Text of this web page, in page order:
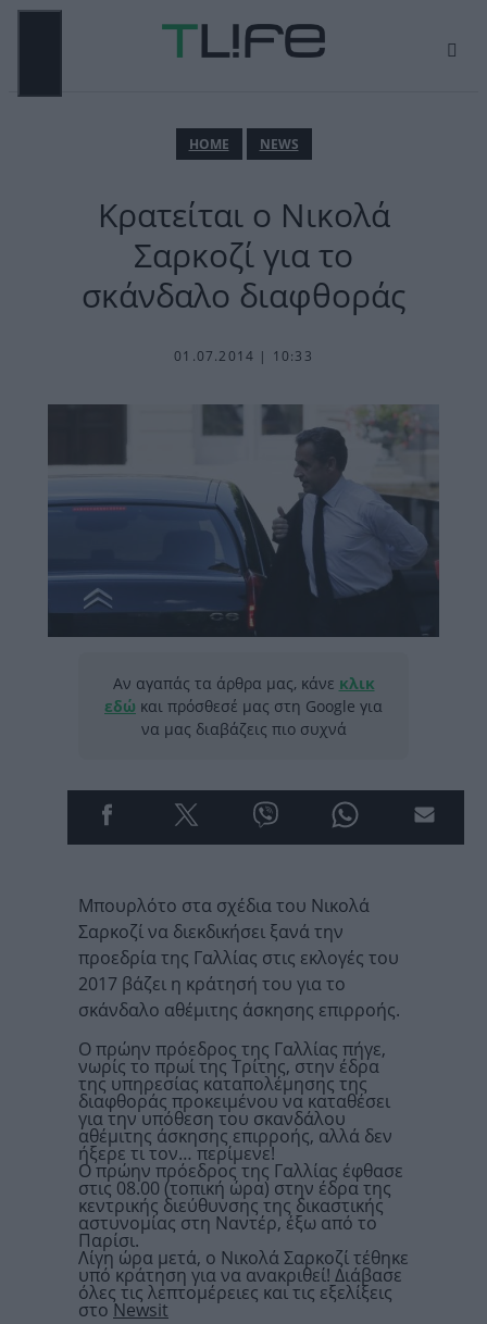
Μετάβαση
ΗΟΜΕ NEWS
Κρατείται ο Νικολά
Σαρκοζί για το
σκάνδαλο διαφθοράς
01.07.2014 | 10:33
Αν αγαπάς τα άρθρα μας, κάνε κλικ
εδώ και πρόσθεσέ μας στη Google για
να μας διαβάζεις πιο συχνά
Μπουρλότο στα σχέδια του Νικολά
Σαρκοζί να διεκδικήσει ξανά την
προεδρία της Γαλλίας στις εκλογές του
2017 βάζει η κράτησή του για το
σκάνδαλο αθέμιτης άσκησης επιρροής.
Ο πρώην πρόεδρος της Γαλλίας πήγε,
νωρίς το πρωί της Τρίτης, στην έδρα
της υπηρεσίας καταπολέμησης της
διαφθοράς προκειμένου να καταθέσει
για την υπόθεση του σκανδάλου
αθέμιτης άσκησης επιρροής, αλλά δεν
ήξερε τι τον… περίμενε!
Ο πρώην πρόεδρος της Γαλλίας έφθασε
στις 08.00 (τοπική ώρα) στην έδρα της
κεντρικής διεύθυνσης της δικαστικής
αστυνομίας στη Ναντέρ, έξω από το
Παρίσι.
Λίγη ώρα μετά, ο Νικολά Σαρκοζί τέθηκε
υπό κράτηση για να ανακριθεί! Διάβασε
όλες τις λεπτομέρειες και τις εξελίξεις
στο Newsit